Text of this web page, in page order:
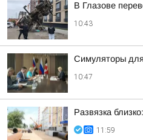
В Глазове
10:43
Симуляторы
10:47
Развязка
11:59